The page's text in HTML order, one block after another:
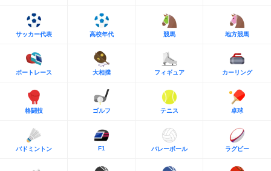
サッカー代表 高校年代 競馬 地方競馬
ボートレース 大相撲 フィギュア カーリング
格闘技 ゴルフ テニス 卓球
バドミントン F1 バレーボール ラグビー